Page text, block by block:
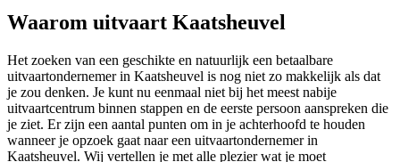
Waarom uitvaart Kaatsheuvel
Het zoeken van een geschikte en natuurlijk een betaalbare
uitvaartondernemer in Kaatsheuvel is nog niet zo makkelijk als dat
je zou denken. Je kunt nu eenmaal niet bij het meest nabije
uitvaartcentrum binnen stappen en de eerste persoon aanspreken die
je ziet. Er zijn een aantal punten om in je achterhoofd te houden
wanneer je opzoek gaat naar een uitvaartondernemer in
Kaatsheuvel. Wij vertellen je met alle plezier wat je moet